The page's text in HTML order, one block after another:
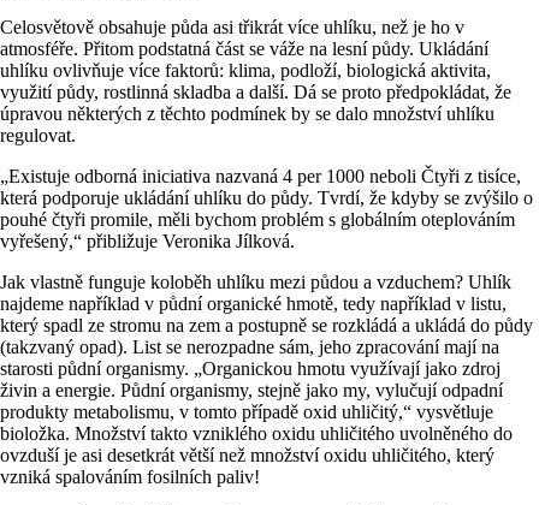
Celosvětově obsahuje půda asi třikrát více uhlíku, než je ho v
atmosféře. Přitom podstatná část se váže na lesní půdy. Ukládání
uhlíku ovlivňuje více faktorů: klima, podloží, biologická aktivita,
využití půdy, rostlinná skladba a další. Dá se proto předpokládat, že
úpravou některých z těchto podmínek by se dalo množství uhlíku
regulovat.
„Existuje odborná iniciativa nazvaná 4 per 1000 neboli Čtyři z tisíce,
která podporuje ukládání uhlíku do půdy. Tvrdí, že kdyby se zvýšilo o
pouhé čtyři promile, měli bychom problém s globálním oteplováním
vyřešený,“ přibližuje Veronika Jílková.
Jak vlastně funguje koloběh uhlíku mezi půdou a vzduchem? Uhlík
najdeme například v půdní organické hmotě, tedy například v listu,
který spadl ze stromu na zem a postupně se rozkládá a ukládá do půdy
(takzvaný opad). List se nerozpadne sám, jeho zpracování mají na
starosti půdní organismy. „Organickou hmotu využívají jako zdroj
živin a energie. Půdní organismy, stejně jako my, vylučují odpadní
produkty metabolismu, v tomto případě oxid uhličitý,“ vysvětluje
bioložka. Množství takto vzniklého oxidu uhličitého uvolněného do
ovzduší je asi desetkrát větší než množství oxidu uhličitého, který
vzniká spalováním fosilních paliv!